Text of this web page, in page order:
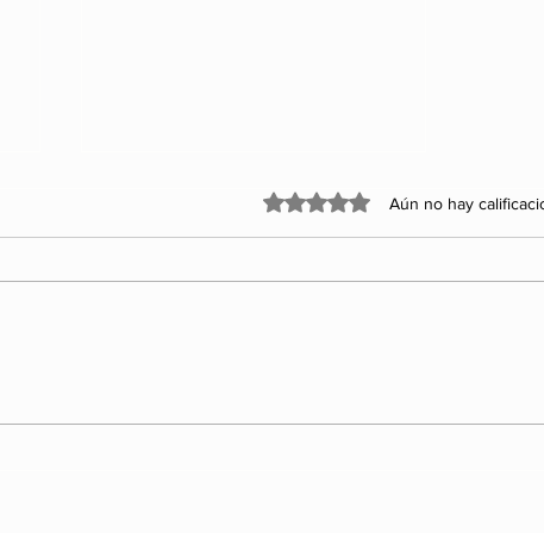
influyentes y
Obtuvo 0 de 5 estrellas.
Aún no hay